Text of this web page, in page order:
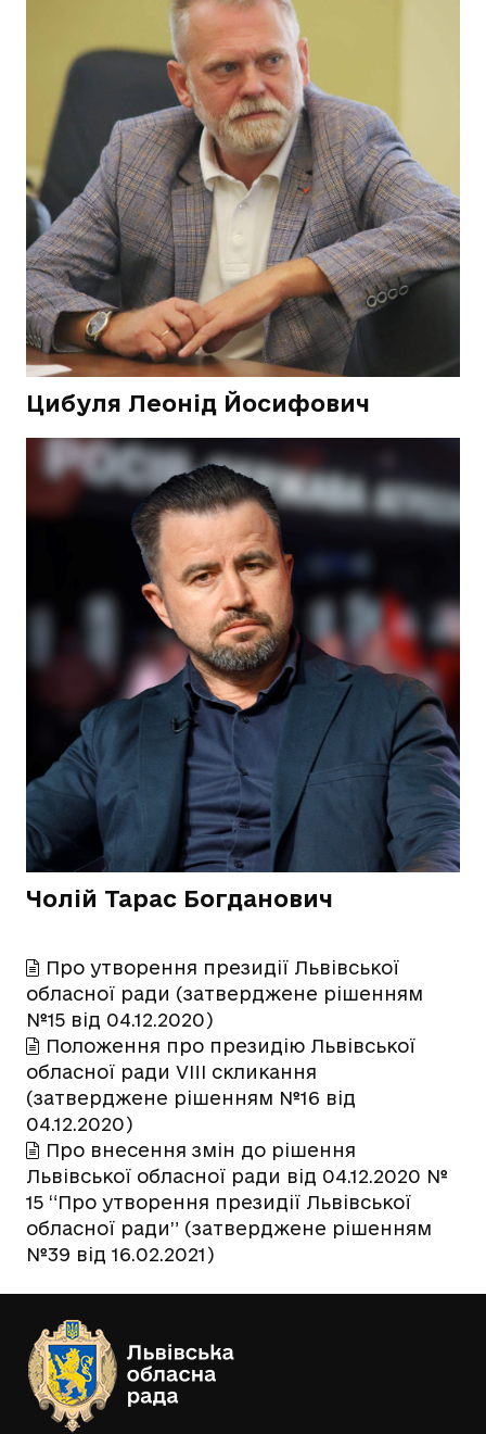
Цибуля Леонід Йосифович
Чолій Тарас Богданович
Про утворення президії Львівської
обласної ради (затверджене рішенням
№15 від 04.12.2020)
Положення про президію Львівської
обласної ради VIII скликання
(затверджене рішенням №16 від
04.12.2020)
Про внесення змін до рішення
Львівської обласної ради від 04.12.2020 №
15 “Про утворення президії Львівської
обласної ради” (затверджене рішенням
№39 від 16.02.2021)